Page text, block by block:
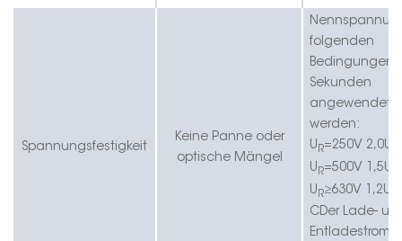
Spannungsfestigkeit
Keine Panne oder
optische Mängel
folgenden
Bedingungen
Sekunden
angewendet
werden:
U R=250V 2,0U
U R=500V 1,5U
U R≥630V 1,2U
CDer Lade-
Entladestrom